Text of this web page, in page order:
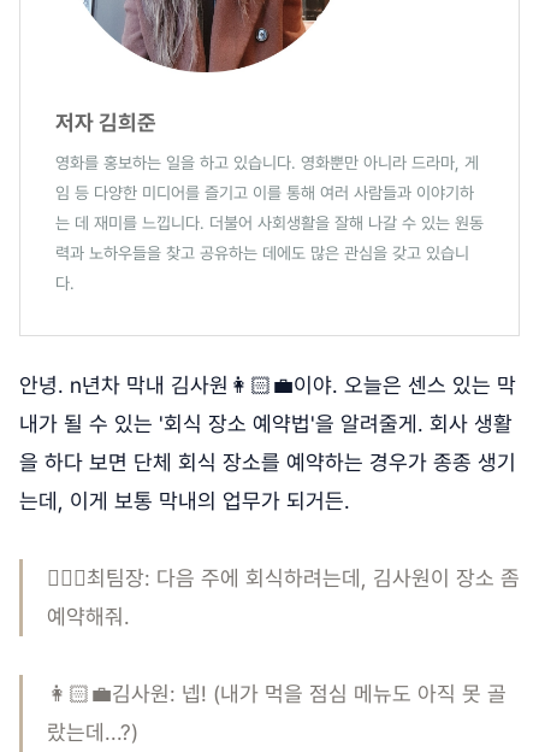
저자 김희준
영화를 홍보하는 일을 하고 있습니다. 영화뿐만 아니라 드라마, 게
임 등 다양한 미디어를 즐기고 이를 통해 여러 사람들과 이야기하
는 데 재미를 느낍니다. 더불어 사회생활을 잘해 나갈 수 있는 원동
력과 노하우들을 찾고 공유하는 데에도 많은 관심을 갖고 있습니
다.
안녕. n년차 막내 김사원👩🏻‍💼이야. 오늘은 센스 있는 막
내가 될 수 있는 '회식 장소 예약법'을 알려줄게. 회사 생활
을 하다 보면 단체 회식 장소를 예약하는 경우가 종종 생기
는데, 이게 보통 막내의 업무가 되거든.
💁🏻‍♂️최팀장: 다음 주에 회식하려는데, 김사원이 장소 좀
예약해줘.
👩🏻‍💼김사원: 넵! (내가 먹을 점심 메뉴도 아직 못 골
랐는데...?)